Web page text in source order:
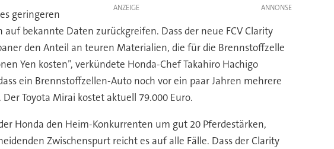
ANZEIGE
geringeren
bekannte Daten zurückgreifen. Dass der neue FCV Clarity
den Anteil an teuren Materialien, die für die Brennstoffzelle
Yen kosten”, verkündete Honda-Chef Takahiro Hachigo
ein Brennstoffzellen-Auto noch vor ein paar Jahren mehrere
Toyota Mirai kostet aktuell 79.000 Euro.
Honda den Heim-Konkurrenten um gut 20 Pferdestärken,
Zwischenspurt reicht es auf alle Fälle. Dass der Clarity